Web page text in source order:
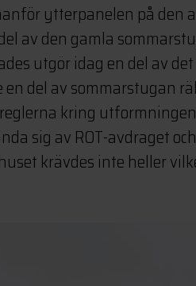
ytterpanelen på den
av den gamla
utgör idag en del av
del av sommarstugan
kring
sig av ROT-avdraget
krävdes inte heller